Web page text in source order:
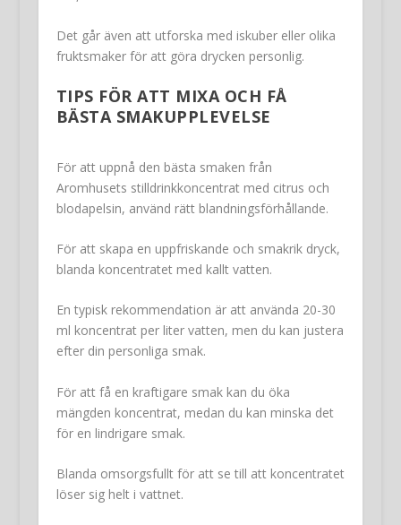
Det går även att utforska med iskuber eller olika
fruktsmaker för att göra drycken personlig.
TIPS FÖR ATT MIXA OCH FÅ
BÄSTA SMAKUPPLEVELSE
För att uppnå den bästa smaken från
Aromhusets stilldrinkkoncentrat med citrus och
blodapelsin, använd rätt blandningsförhållande.
För att skapa en uppfriskande och smakrik dryck,
blanda koncentratet med kallt vatten.
En typisk rekommendation är att använda 20-30
ml koncentrat per liter vatten, men du kan justera
efter din personliga smak.
För att få en kraftigare smak kan du öka
mängden koncentrat, medan du kan minska det
för en lindrigare smak.
Blanda omsorgsfullt för att se till att koncentratet
löser sig helt i vattnet.